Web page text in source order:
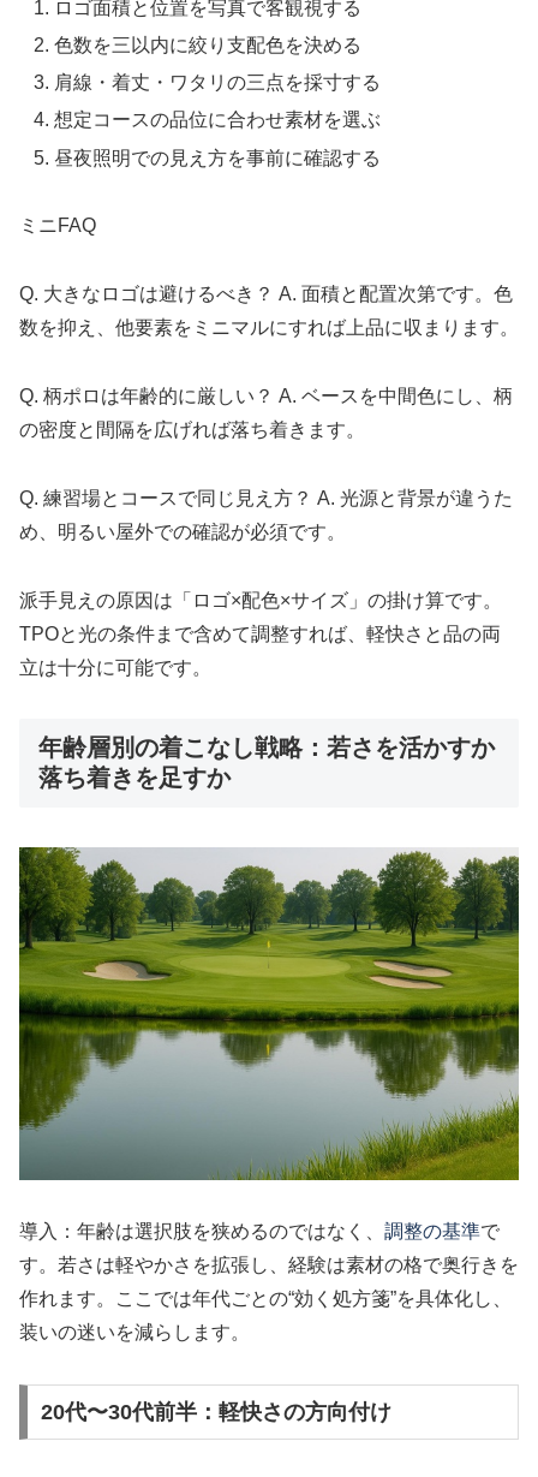
ロゴ面積と位置を写真で客観視する
色数を三以内に絞り支配色を決める
肩線・着丈・ワタリの三点を採寸する
想定コースの品位に合わせ素材を選ぶ
昼夜照明での見え方を事前に確認する
ミニFAQ
Q. 大きなロゴは避けるべき？ A. 面積と配置次第です。色
数を抑え、他要素をミニマルにすれば上品に収まります。
Q. 柄ポロは年齢的に厳しい？ A. ベースを中間色にし、柄
の密度と間隔を広げれば落ち着きます。
Q. 練習場とコースで同じ見え方？ A. 光源と背景が違うた
め、明るい屋外での確認が必須です。
派手見えの原因は「ロゴ×配色×サイズ」の掛け算です。
TPOと光の条件まで含めて調整すれば、軽快さと品の両
立は十分に可能です。
年齢層別の着こなし戦略：若さを活かすか
落ち着きを足すか
導入：年齢は選択肢を狭めるのではなく、 調整の基準で
す。若さは軽やかさを拡張し、経験は素材の格で奥行きを
作れます。ここでは年代ごとの“効く処方箋”を具体化し、
装いの迷いを減らします。
20代〜30代前半：軽快さの方向付け